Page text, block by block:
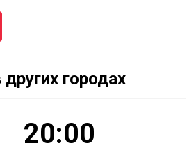
городах
20:00